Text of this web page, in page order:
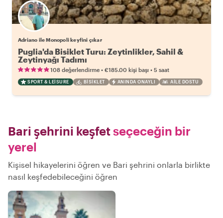
Adriano ile Monopoli keyfini çıkar
Puglia'da Bisiklet Turu: Zeytinlikler, Sahil &
Zeytinyağı Tadımı
108 değerlendirme • €185.00 kişi başı • 5 saat
SPORT & LEISURE BISIKLET ANINDA ONAYLI AILE DOSTU
Bari şehrini keşfetseçeceğin bir
yerel
Kişisel hikayelerini öğren ve Bari şehrini onlarla birlikte
nasıl keşfedebileceğini öğren